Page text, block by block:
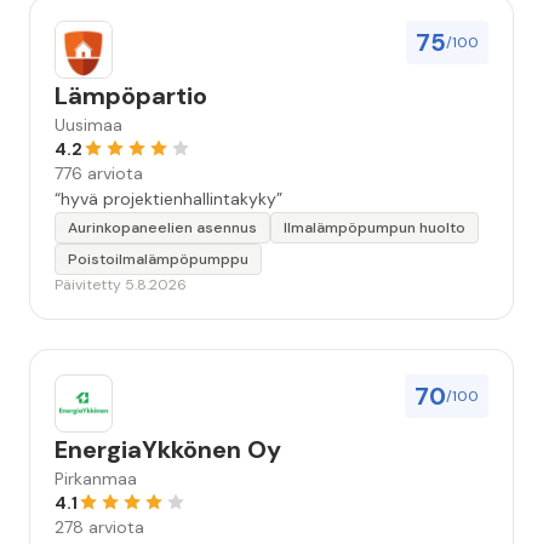
75/100
Lämpöpartio
Uusimaa
4.2
776 arviota
“hyvä projektienhallintakyky”
Aurinkopaneelien asennus
Ilmalämpöpumpun huolto
Poistoilmalämpöpumppu
Päivitetty 5.8.2026
70/100
EnergiaYkkönen Oy
Pirkanmaa
4.1
278 arviota